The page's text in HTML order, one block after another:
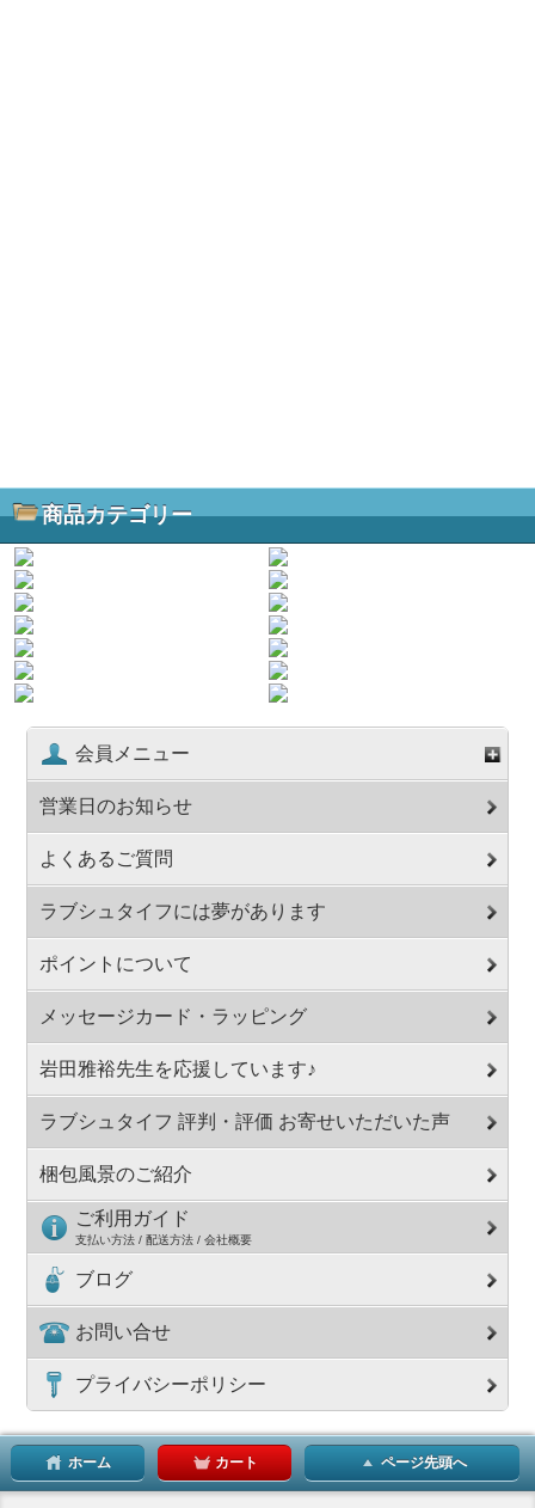
商品カテゴリー
会員メニュー
営業日のお知らせ
よくあるご質問
ラブシュタイフには夢があります
ポイントについて
メッセージカード・ラッピング
岩田雅裕先生を応援しています♪
ラブシュタイフ 評判・評価 お寄せいただいた声
梱包風景のご紹介
ご利用ガイド
支払い方法 / 配送方法 / 会社概要
ブログ
お問い合せ
プライバシーポリシー
ホーム カート ページ先頭へ